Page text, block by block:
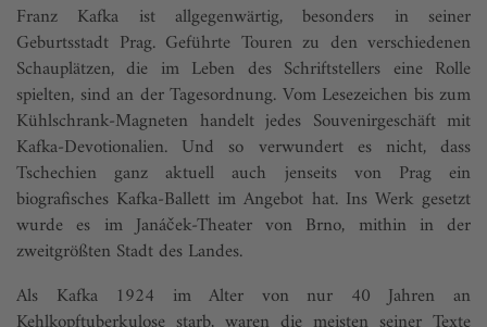
Franz Kafka ist allgegenwärtig, besonders in seiner
Geburtsstadt Prag. Geführte Touren zu den verschiedenen
Schauplätzen, die im Leben des Schriftstellers eine Rolle
spielten, sind an der Tagesordnung. Vom Lesezeichen bis zum
Kühlschrank-Magneten handelt jedes Souvenirgeschäft mit
Kafka-Devotionalien. Und so verwundert es nicht, dass
Tschechien ganz aktuell auch jenseits von Prag ein
biografisches Kafka-Ballett im Angebot hat. Ins Werk gesetzt
wurde es im Janáček-Theater von Brno, mithin in der
zweitgrößten Stadt des Landes.
Als Kafka 1924 im Alter von nur 40 Jahren an